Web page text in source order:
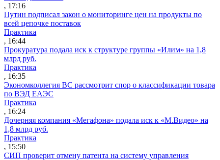
, 17:16
Путин подписал закон о мониторинге цен на продукты по
всей цепочке поставок
Практика
, 16:44
Прокуратура подала иск к структуре группы «Илим» на 1,8
млрд руб.
Практика
, 16:35
Экономколлегия ВС рассмотрит спор о классификации товара
по ВЭД ЕАЭС
Практика
, 16:24
Дочерняя компания «Мегафона» подала иск к «М.Видео» на
1,8 млрд руб.
Практика
, 15:50
СИП проверит отмену патента на систему управления